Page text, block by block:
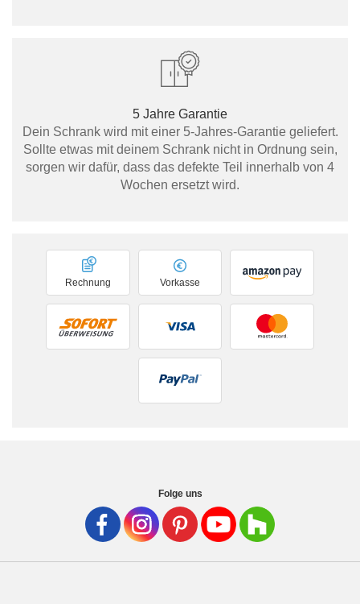
5 Jahre Garantie
Dein Schrank wird mit einer 5-Jahres-Garantie geliefert.
Sollte etwas mit deinem Schrank nicht in Ordnung sein,
sorgen wir dafür, dass das defekte Teil innerhalb von 4
Wochen ersetzt wird.
Vorkasse
Rechnung
Folge uns